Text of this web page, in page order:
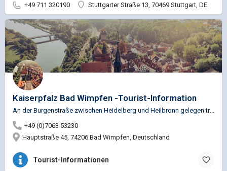
+49 711 320190
Stuttgarter Straße 13, 70469 Stuttgart, DE
Kaiserpfalz Bad Wimpfen -Tourist-Information
An der Burgenstraße zwischen Heidelberg und Heilbronn gelegen trohnt hoch über dem Neckar die Kaiserpfalz Bad…
+49 (0)7063 53230
Hauptstraße 45, 74206 Bad Wimpfen, Deutschland
Tourist-Informationen